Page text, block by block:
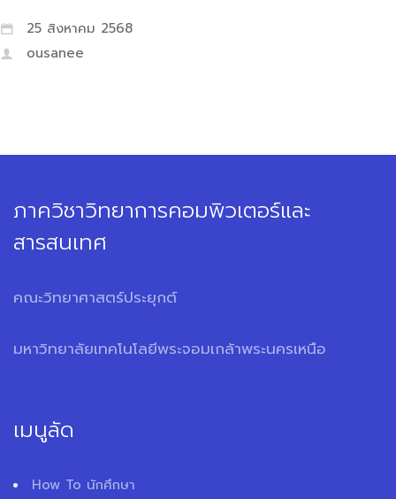
25 สิงหาคม 2568
ousanee
ภาควิชาวิทยาการคอมพิวเตอร์และ
สารสนเทศ
คณะวิทยาศาสตร์ประยุกต์
มหาวิทยาลัยเทคโนโลยีพระจอมเกล้าพระนครเหนือ
เมนูลัด
How To นักศึกษา